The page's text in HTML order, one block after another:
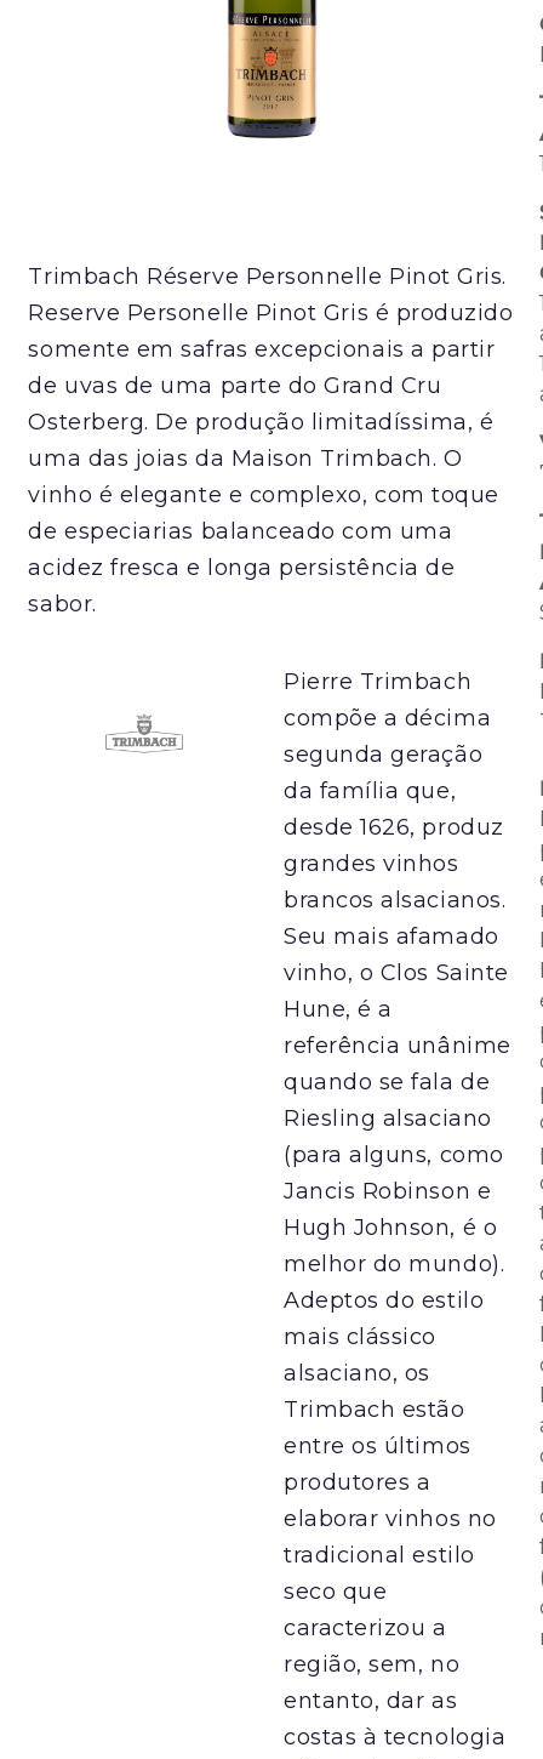
Trimbach Réserve Personnelle Pinot Gris.
Reserve Personelle Pinot Gris é produzido
somente em safras excepcionais a partir
de uvas de uma parte do Grand Cru
Osterberg. De produção limitadíssima, é
uma das joias da Maison Trimbach. O
vinho é elegante e complexo, com toque
de especiarias balanceado com uma
acidez fresca e longa persistência de
sabor.
Pierre Trimbach
compõe a décima
segunda geração
da família que,
desde 1626, produz
grandes vinhos
brancos alsacianos.
Seu mais afamado
vinho, o Clos Sainte
Hune, é a
referência unânime
quando se fala de
Riesling alsaciano
(para alguns, como
Jancis Robinson e
Hugh Johnson, é o
melhor do mundo).
Adeptos do estilo
mais clássico
alsaciano, os
Trimbach estão
entre os últimos
produtores a
elaborar vinhos no
tradicional estilo
seco que
caracterizou a
região, sem, no
entanto, dar as
costas à tecnologia